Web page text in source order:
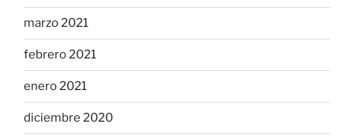
marzo 2021
febrero 2021
enero 2021
diciembre 2020